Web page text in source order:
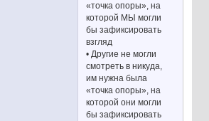
«точка опоры», на
которой МЫ могли
бы зафиксировать
взгляд
• Другие не могли
смотреть в никуда,
им нужна была
«точка опоры», на
которой они могли
бы зафиксировать